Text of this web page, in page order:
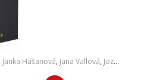
Janka Hašanová, Jana Vallová, Jozef Milučký